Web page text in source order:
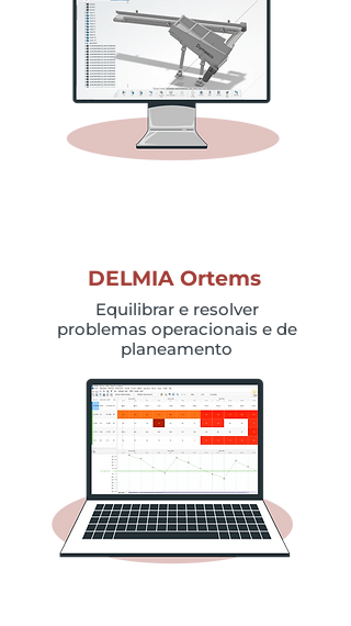
DELMIA Ortems
Equilibrar e resolver
problemas operacionais e de
planeamento